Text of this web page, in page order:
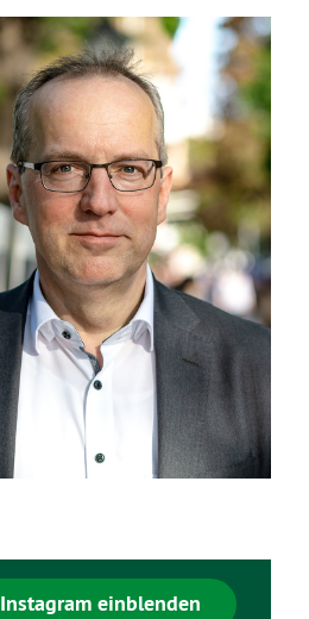
Instagram einblenden